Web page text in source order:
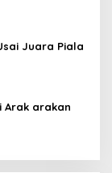
Juara Piala
Arak arakan